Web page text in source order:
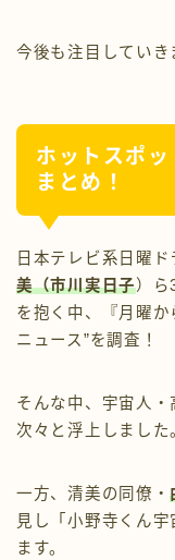
今後も注目していき
ホットスポ
まとめ！
日本テレビ系日曜
美（市川実日子）ら
を抱く中、『月曜か
ニュース”を調査！
そんな中、宇宙人・
次々と浮上しました
一方、清美の同僚・
見し「小野寺くん
ます。